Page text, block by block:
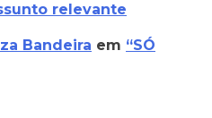
relevante
Bandeira em “SÓ